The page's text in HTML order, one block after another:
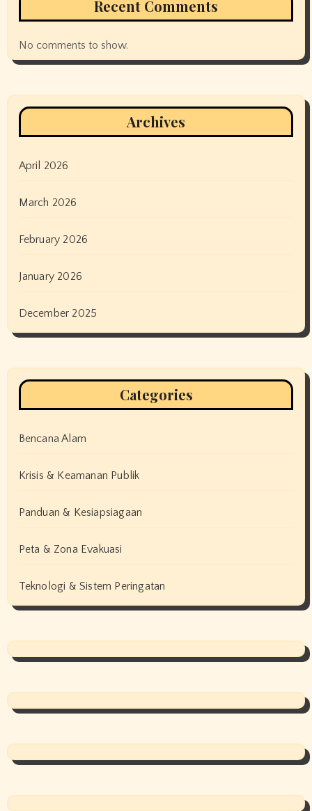
Recent Comments
No comments to show.
Archives
April 2026
March 2026
February 2026
January 2026
December 2025
Categories
Bencana Alam
Krisis & Keamanan Publik
Panduan & Kesiapsiagaan
Peta & Zona Evakuasi
Teknologi & Sistem Peringatan